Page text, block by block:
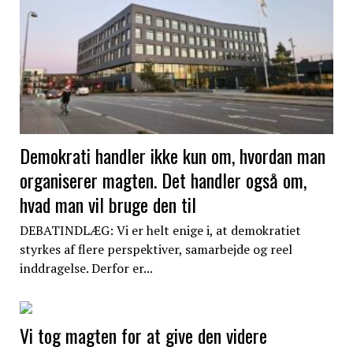
Demokrati handler ikke kun om, hvordan man
organiserer magten. Det handler også om,
hvad man vil bruge den til
DEBATINDLÆG: Vi er helt enige i, at demokratiet
styrkes af flere perspektiver, samarbejde og reel
inddragelse. Derfor er...
Vi tog magten for at give den videre